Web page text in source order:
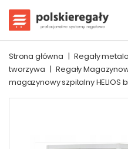
Strona główna | Regały
tworzywa | Regały
magazynowy szpitalny HELIOS